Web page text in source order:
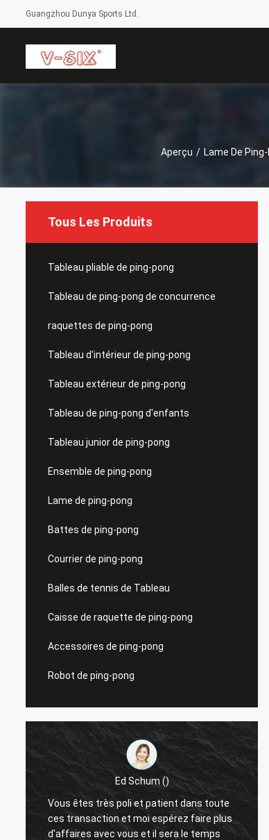
Guangzhou Dunya Sports Ltd.
Aperçu / Lame De
Tous Les Produits
Tableau pliable de ping-pong
Tableau de ping-pong de concurrence
raquettes de ping-pong
Tableau d'intérieur de ping-pong
Tableau extérieur de ping-pong
Tableau de ping-pong d'enfants
Tableau junior de ping-pong
Ensemble de ping-pong
Lame de ping-pong
Battes de ping-pong
Courrier de ping-pong
Balles de tennis de Tableau
Caisse de raquette de ping-pong
Accessoires de ping-pong
Robot de ping-pong
Ed Schum ()
Vous êtes très poli et patient dans toute
ces transaction et moi espérez faire plus
d'affaires avec vous et il sera le temps